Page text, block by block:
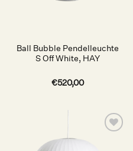
Ball Bubble Pendelleuchte
S Off White, HAY
€520,00